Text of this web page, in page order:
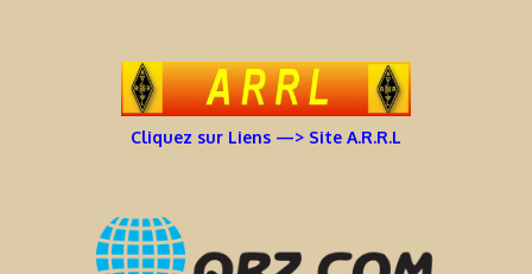
Cliquez sur Liens —> Site A.R.R.L